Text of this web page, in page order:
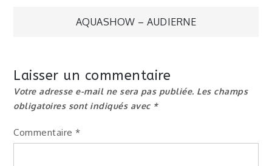
Navigation
l’article
AQUASHOW – AUDIERNE
Laisser un commentaire
Votre adresse e-mail ne sera pas publiée. Les champs
obligatoires sont indiqués avec *
Commentaire*